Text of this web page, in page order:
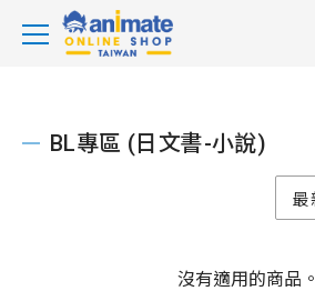
BL專區 (日文書-小說)
沒有適用的商品。